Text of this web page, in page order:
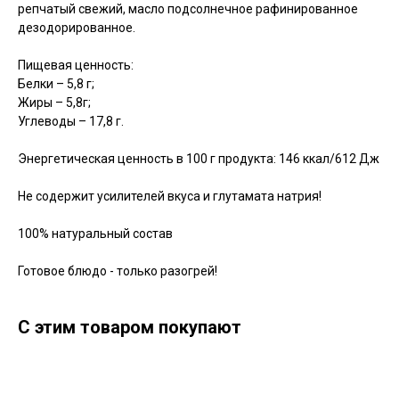
репчатый свежий, масло подсолнечное рафинированное
дезодорированное.
Пищевая ценность:
Белки – 5,8 г;
Жиры – 5,8г;
Углеводы – 17,8 г.
Энергетическая ценность в 100 г продукта: 146 ккал/612 Дж
Не содержит усилителей вкуса и глутамата натрия!
100% натуральный состав
Готовое блюдо - только разогрей!
С этим товаром покупают